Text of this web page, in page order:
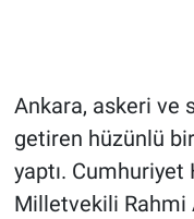
Ankara, askeri ve
getiren hüzünlü
yaptı.
Milletvekili Rahmi